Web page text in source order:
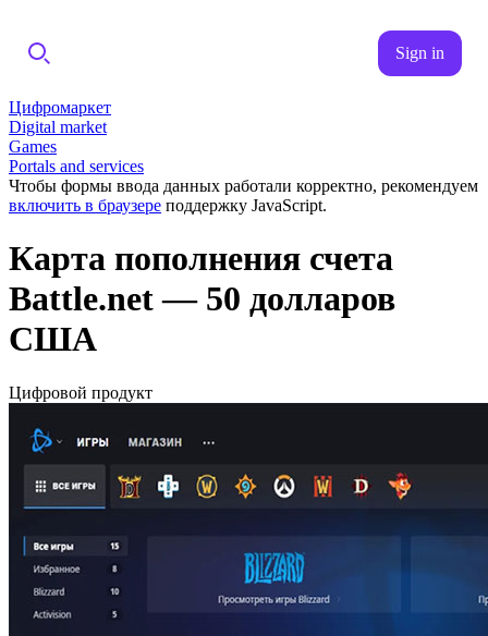
Sign in
Цифромаркет
Digital market
Games
Portals and services
Чтобы формы ввода данных работали корректно, рекомендуем
включить в браузере поддержку JavaScript.
Карта пополнения счета
Battle.net — 50 долларов
США
Цифровой продукт